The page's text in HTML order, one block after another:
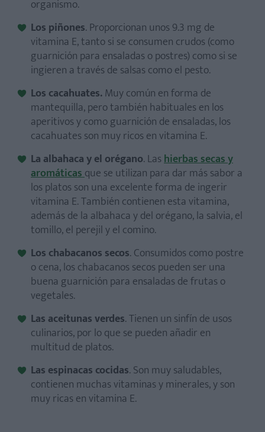
organismo.
Los piñones. Proporcionan unos 9.3 mg de
vitamina E, tanto si se consumen crudos (como
guarnición para ensaladas o postres) como si se
ingieren a través de salsas como el pesto.
Los cacahuates.Muy común en forma de
mantequilla, pero también habituales en los
aperitivos y como guarnición de ensaladas, los
cacahuates son muy ricos en vitamina E.
La albahaca y el orégano. Lashierbas secas y
aromáticasque se utilizan para dar más sabor a
los platos son una excelente forma de ingerir
vitamina E. También contienen esta vitamina,
además de la albahaca y del orégano, la salvia, el
tomillo, el perejil y el comino.
Los chabacanos secos. Consumidos como postre
o cena, los chabacanos secos pueden ser una
buena guarnición para ensaladas de frutas o
vegetales.
Las aceitunas verdes. Tienen un sinfín de usos
culinarios, por lo que se pueden añadir en
multitud de platos.
Las espinacas cocidas. Son muy saludables,
contienen muchas vitaminas y minerales, y son
muy ricas en vitamina E.